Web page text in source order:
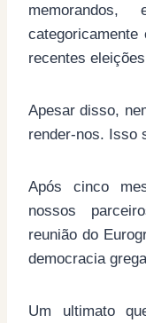
categoricamente
recentes
Apesar disso,
render-nos. Isso
Após cinco
nossos
reunião do
democracia
Um ultimato